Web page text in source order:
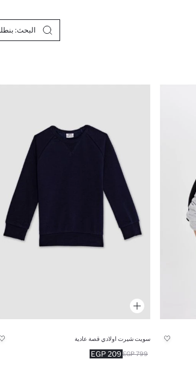
سويت شيرت اولادي قصة عادية
209 EGP 799 EGP